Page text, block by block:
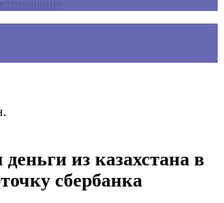
из казахстана в
сбербанка